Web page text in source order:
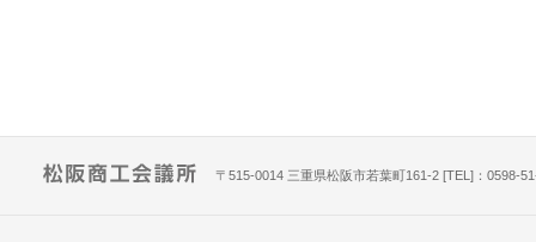
〒515-0014 三重県松阪市若葉町161-2 [TEL]：0598-